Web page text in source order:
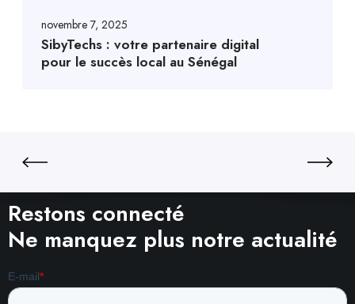
novembre 7, 2025
SibyTechs : votre partenaire digital
pour le succès local au Sénégal
Restons connecté
Ne manquez plus notre actualité